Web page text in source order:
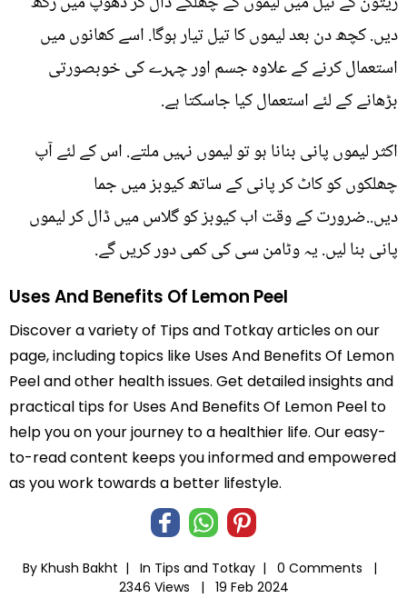
دیں. کچھ دن بعد لیموں کا تیل تیار ہوگا. اسے کھانوں میں
استعمال کرنے کے علاوہ جسم اور چہرے کی خوبصورتی
بڑھانے کے لئے استعمال کیا جاسکتا ہے.
اکثر لیموں پانی بنانا ہو تو لیموں نہیں ملتے. اس کے لئے آپ
چھلکوں کو کاٹ کر پانی کے ساتھ کیوبز میں جما
دیں..ضرورت کے وقت اب کیوبز کو گلاس میں ڈال کر لیموں
پانی بنا لیں. یہ وٹامن سی کی کمی دور کریں گے.
Uses And Benefits Of Lemon Peel
Discover a variety of Tips and Totkay articles on our
page, including topics like Uses And Benefits Of Lemon
Peel and other health issues. Get detailed insights and
practical tips for Uses And Benefits Of Lemon Peel to
help you on your journey to a healthier life. Our easy-
to-read content keeps you informed and empowered
as you work towards a better lifestyle.
By Khush Bakht | In Tips and Totkay |
0 Comments |
2346 Views |
19 Feb 2024